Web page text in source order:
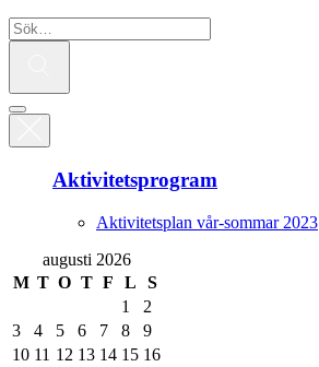
Aktivitetsprogram
Aktivitetsplan vår-sommar 2023
augusti 2026
M T O T F L
S
1
2
3
4 5 6 7 8
9
10 11 12 13 14 15 16